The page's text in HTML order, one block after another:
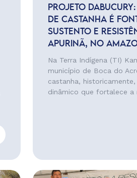
PROJETO
DE CASTANHA É
SUSTENTO E
APURINÃ, NO
Na Terra Indígena (TI)
município de Boca do
castanha,
dinâmico que fortalece a